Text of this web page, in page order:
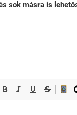
sok másra is